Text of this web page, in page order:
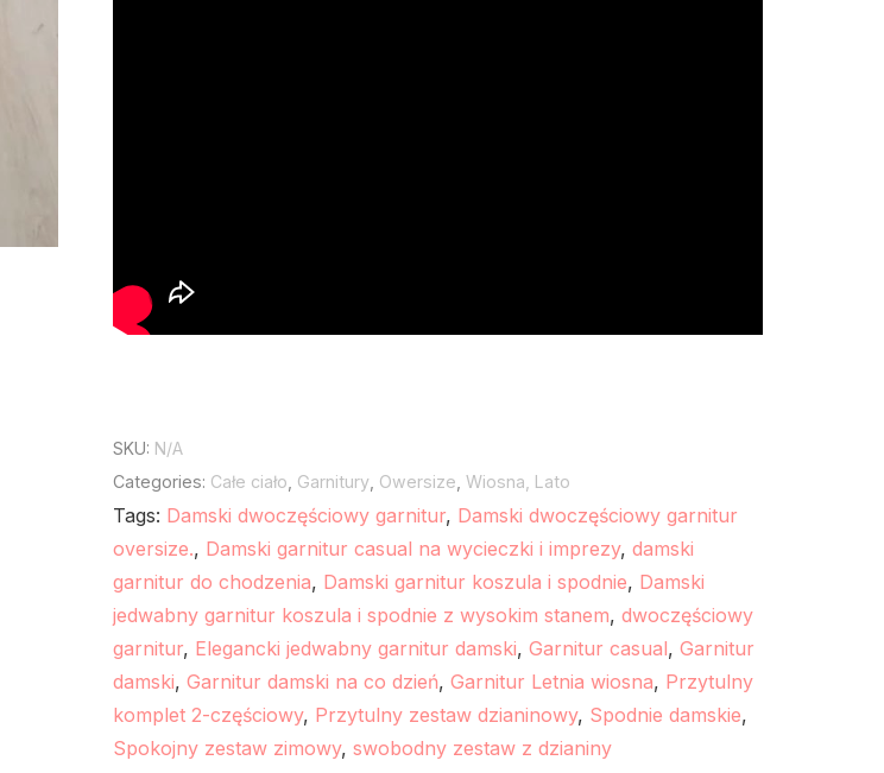
SKU: N/A
Categories: Całe ciało Garnitury, Owersize Wiosna, Lato
Tags: Damski dwoczęściowy garnitur, Damski dwoczęściowy garnitur
oversize., Damski garnitur casual na wycieczki i imprezy, damski
garnitur do chodzenia, Damski garnitur koszula i spodnie, Damski
jedwabny garnitur koszula i spodnie z wysokim stanem, dwoczęściowy
garnitur, Elegancki jedwabny garnitur damski, Garnitur casual, Garnitur
damski, Garnitur damski na co dzień, Garnitur Letnia wiosna, Przytulny
komplet 2-częściowy, Przytulny zestaw dzianinowy, Spodnie damskie,
Spokojny zestaw zimowy, swobodny zestaw z dzianiny